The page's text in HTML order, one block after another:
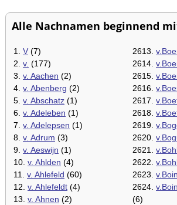
Alle Nachnamen beginnend
1. V (7)
2. v. (177)
3. v. Aachen (2)
4. v. Abenberg (2)
5. v. Abschatz (1)
6. v. Adeleben (1)
7. v. Adelepsen (1)
8. v. Adrum (3)
9. v. Aeswijn (1)
10. v. Ahlden (4)
11. v. Ahlefeld (60)
12. v. Ahlefeldt (4)
13. v. Ahnen (2)
2613.
2614.
2615.
2616.
2617.
2618.
2619.
2620.
2621.
2622.
2623.
2624.
(6)